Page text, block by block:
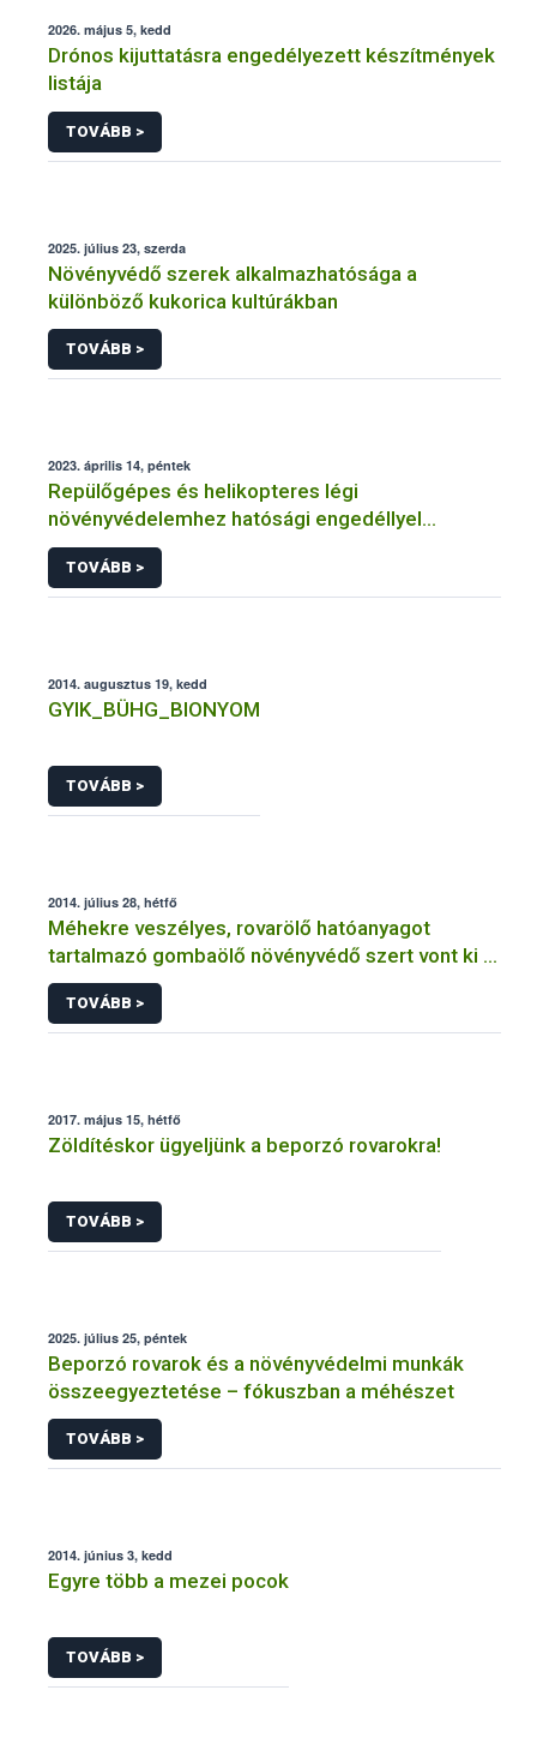
2026. május 5, kedd
Drónos kijuttatásra engedélyezett készítmények
listája
TOVÁBB >
2025. július 23, szerda
Növényvédő szerek alkalmazhatósága a
különböző kukorica kultúrákban
TOVÁBB >
2023. április 14, péntek
Repülőgépes és helikopteres légi
növényvédelemhez hatósági engedéllyel
rendelkező szervezetek
TOVÁBB >
2014. augusztus 19, kedd
GYIK_BÜHG_BIONYOM
TOVÁBB >
2014. július 28, hétfő
Méhekre veszélyes, rovarölő hatóanyagot
tartalmazó gombaölő növényvédő szert vont ki a
forgalomból a NÉBIH
TOVÁBB >
2017. május 15, hétfő
Zöldítéskor ügyeljünk a beporzó rovarokra!
TOVÁBB >
2025. július 25, péntek
Beporzó rovarok és a növényvédelmi munkák
összeegyeztetése – fókuszban a méhészet
TOVÁBB >
2014. június 3, kedd
Egyre több a mezei pocok
TOVÁBB >